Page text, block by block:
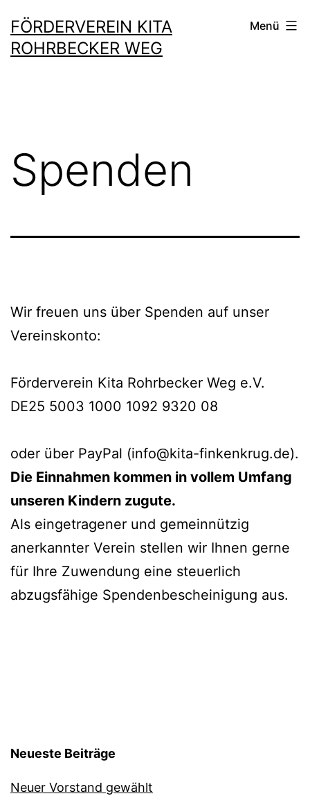
Inhalt
springen
FÖRDERVEREIN KITA
ROHRBECKER WEG
Menü
Spenden
Wir freuen uns über Spenden auf unser
Vereinskonto:
Förderverein Kita Rohrbecker Weg e.V.
DE25 5003 1000 1092 9320 08
oder über PayPal (info@kita-finkenkrug.de).
Die Einnahmen kommen in vollem Umfang
unseren Kindern zugute.
Als eingetragener und gemeinnützig
anerkannter Verein stellen wir Ihnen gerne
für Ihre Zuwendung eine steuerlich
abzugsfähige Spendenbescheinigung aus.
Neueste Beiträge
Neuer Vorstand gewählt